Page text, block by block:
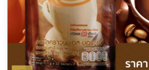
หน้าตระกร้าสินค้า